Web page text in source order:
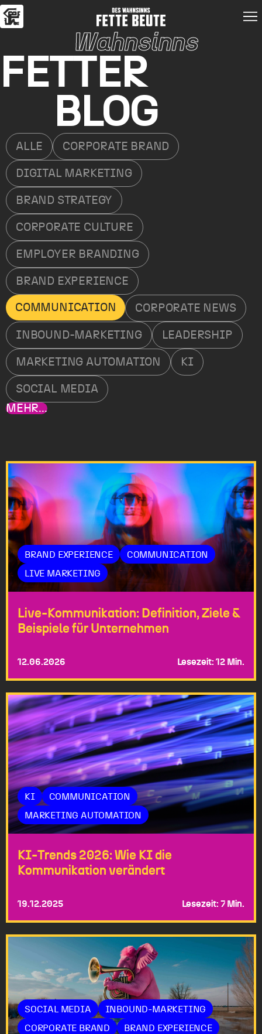
Wahnsinns
FETTER
BLOG
ALLE CORPORATE BRAND
DIGITAL MARKETING
BRAND STRATEGY
CORPORATE CULTURE
EMPLOYER BRANDING
BRAND EXPERIENCE
COMMUNICATION CORPORATE NEWS
INBOUND-MARKETING LEADERSHIP
MARKETING AUTOMATION KI
SOCIAL MEDIA
MEHR...
BRAND EXPERIENCE
COMMUNICATION
LIVE MARKETING
Live-Kommunikation: Definition, Ziele &
Beispiele für Unternehmen
12.06.2026 Lesezeit: 12 Min.
KI
COMMUNICATION
MARKETING AUTOMATION
KI-Trends 2026: Wie KI die
Kommunikation verändert
19.12.2025 Lesezeit: 7 Min.
SOCIAL MEDIA
INBOUND-MARKETING
CORPORATE BRAND
BRAND EXPERIENCE